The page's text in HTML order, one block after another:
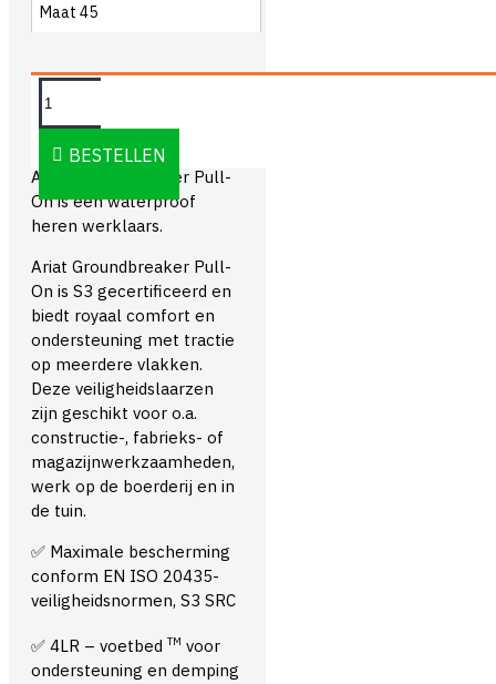
Maat 45
BESTELLEN
OMSCHRIJVING
Ariat Groundbreaker Pull-
On is een waterproof
heren werklaars.
Ariat Groundbreaker Pull-
On is S3 gecertificeerd en
biedt royaal comfort en
ondersteuning met tractie
op meerdere vlakken.
Deze veiligheidslaarzen
zijn geschikt voor o.a.
constructie-, fabrieks- of
magazijnwerkzaamheden,
werk op de boerderij en in
de tuin.
✅ Maximale bescherming
conform EN ISO 20435-
veiligheidsnormen, S3 SRC
✅ 4LR – voetbedTM voor
ondersteuning en demping